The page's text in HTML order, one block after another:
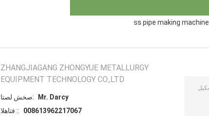
ss pipe making machine
ZHANGJIAGANG ZHONGYUE METALLURGY
EQUIPMENT TECHNOLOGY CO.,LTD
اتصل شخص:
Mr. Darcy
الهاتف ::
008613962217067